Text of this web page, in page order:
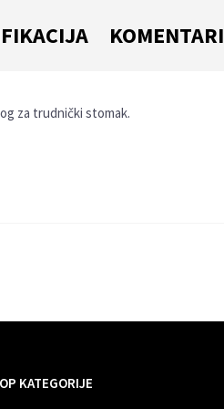
KOMENTARI
za trudnički stomak.
KATEGORIJE